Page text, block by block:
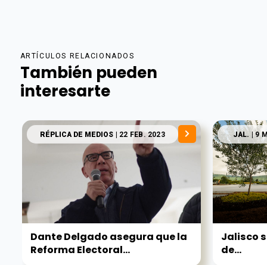
ARTÍCULOS RELACIONADOS
También pueden
interesarte
RÉPLICA DE MEDIOS | 22 FEB. 2023
Dante Delgado asegura que la
Reforma Electoral...
JAL. | 9
Jalisco
de...